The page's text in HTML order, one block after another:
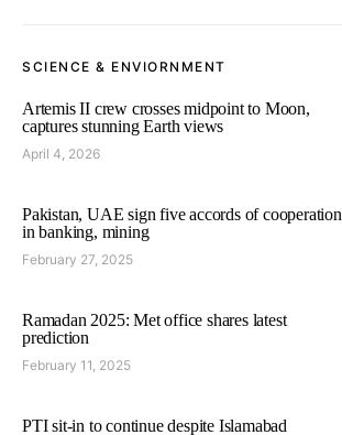
SCIENCE & ENVIORNMENT
Artemis II crew crosses midpoint to Moon,
captures stunning Earth views
April 4, 2026
Pakistan, UAE sign five accords of cooperation
in banking, mining
February 27, 2025
Ramadan 2025: Met office shares latest
prediction
February 11, 2025
PTI sit-in to continue despite Islamabad